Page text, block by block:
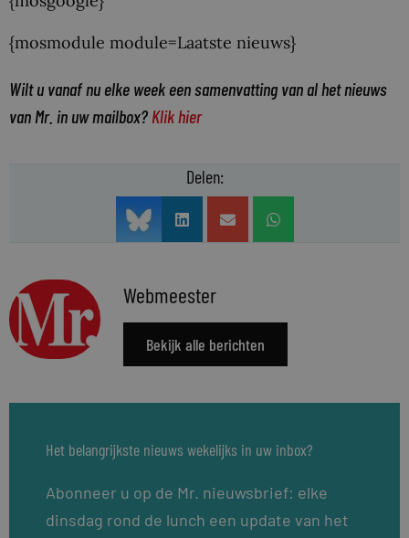
{mosmodule module=Laatste nieuws}
Wilt u vanaf nu elke week een samenvatting van al het nieuws
van Mr. in uw mailbox? Klik hier
Delen:
Webmeester
Bekijk alle berichten
Het belangrijkste nieuws wekelijks in uw inbox?
Abonneer u op de Mr. nieuwsbrief: elke
dinsdag rond de lunch een update van het